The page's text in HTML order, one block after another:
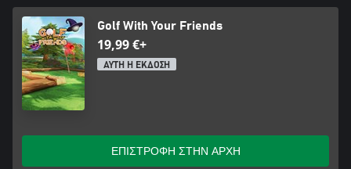
Golf With Your Friends
19,99 €+
ΑΥΤΗ Η ΕΚΔΟΣΗ
ΕΠΙΣΤΡΟΦΗ ΣΤΗΝ ΑΡΧΗ